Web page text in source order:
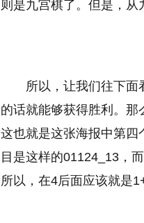
则是九宫棋了。但是，从
所以，让我们往下
的话就能够获得胜利。那
这也就是这张海报中第四
目是这样的01124_13，
所以，在4后面应该就是